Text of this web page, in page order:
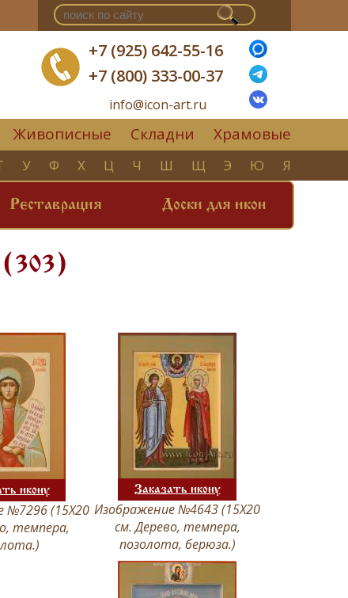
+7 (925) 642-55-16
+7 (800) 333-00-37
info@icon-art.ru
Живописные Складни Храмовые
У Ф Х Ц Ч Ш Щ Э Ю Я
Реставрация Доски для икон
(303)
икону
№7296 (15Х20
темпера,
Заказать икону
Изображение №4643 (15Х20
см. Дерево, темпера,
позолота, берюза.)